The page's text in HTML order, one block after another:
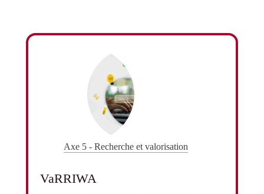
Axe 5 - Recherche et valorisation
VaRRIWA